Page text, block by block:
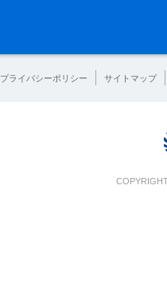
プライバシーポリシー サイトマップ